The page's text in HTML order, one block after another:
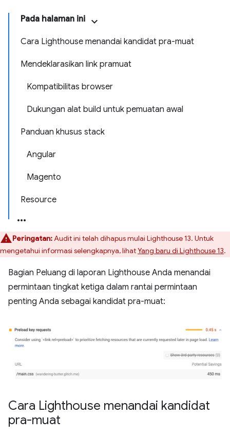
Pada halaman ini
Cara Lighthouse menandai kandidat pra-muat
Mendeklarasikan link pramuat
Kompatibilitas browser
Dukungan alat build untuk pemuatan awal
Panduan khusus stack
Angular
Magento
Resource
Peringatan:Audit ini telah dihapus mulai Lighthouse 13. Untuk
mengetahui informasi selengkapnya, lihatYang baru di Lighthouse 13.
Bagian Peluang di laporan Lighthouse Anda menandai
permintaan tingkat ketiga dalam rantai permintaan
penting Anda sebagai kandidat pra-muat:
Cara Lighthouse menandai kandidat
pra-muat